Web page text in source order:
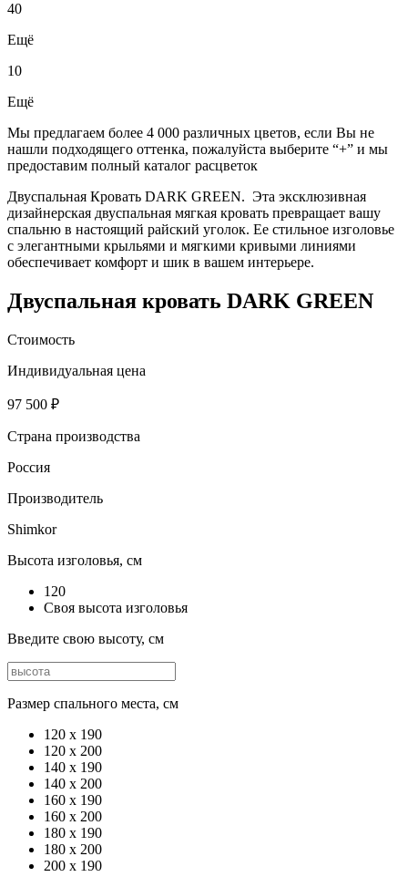
40
Ещё
10
Ещё
Мы предлагаем более 4 000 различных цветов, если Вы не
нашли подходящего оттенка, пожалуйста выберите “+” и мы
предоставим полный каталог расцветок
Двуспальная Кровать DARK GREEN. Эта эксклюзивная
дизайнерская двуспальная мягкая кровать превращает вашу
спальню в настоящий райский уголок. Ее стильное изголовье
с элегантными крыльями и мягкими кривыми линиями
обеспечивает комфорт и шик в вашем интерьере.
Двуспальная кровать DARK GREEN
Стоимость
Индивидуальная цена
97 500 ₽
Страна производства
Россия
Производитель
Shimkor
Высота изголовья, см
120
Своя высота изголовья
Введите свою высоту, см
Размер спального места, см
120 х 190
120 x 200
140 x 190
140 x 200
160 x 190
160 x 200
180 x 190
180 x 200
200 x 190